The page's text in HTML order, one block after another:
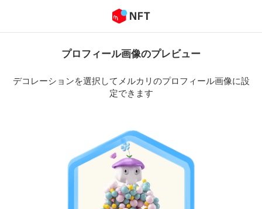
プロフィール画像のプレビュー
デコレーションを選択してメルカリのプロフィール画像に設
定できます